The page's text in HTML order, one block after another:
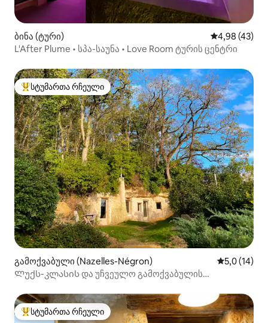
ბინა (ტური) საშუალო
4,98 (43)
L'After Plume • სპა-საუნა • Love Room ტურის ცენტრი
სტუმართა რჩეული მოწინავე ვარიანტი
სტუმართა რჩეული
გამოქვაბული (Nazelles-Négron) საშუალო
5,0 (14)
Ლუქს-კლასის და უჩვეულო გამოქვაბულის
სტუმართა რჩეული მოწინავე ვარიანტი
სტუმართა რჩეული